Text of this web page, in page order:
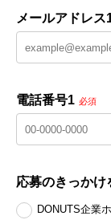
メールアドレス
電話番号1 必須
応募のきっかけ
DONUTS企業